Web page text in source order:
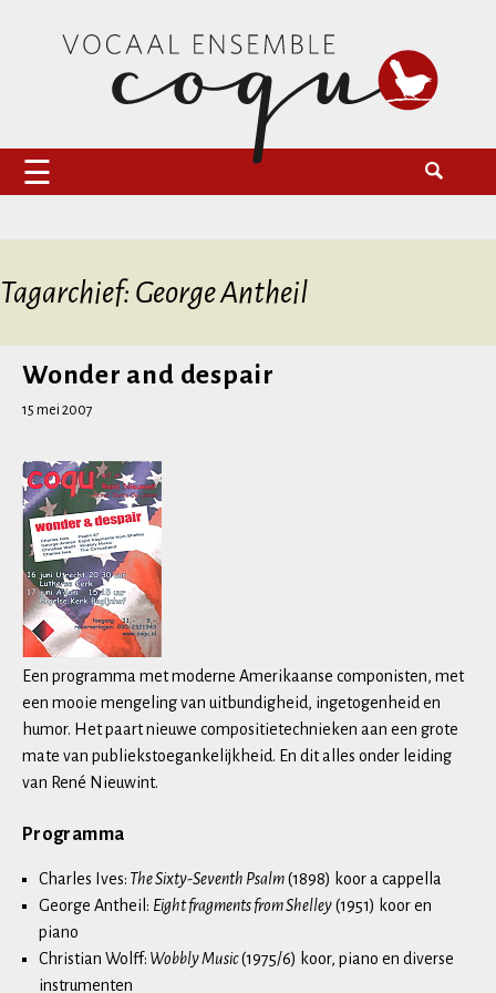
Vocaal Ensemble Coqu
springen
Zoeken
Tagarchief: George Antheil
Wonder and despair
15 mei 2007
Een programma met moderne Amerikaanse componisten, met
een mooie mengeling van uitbundigheid, ingetogenheid en
humor. Het paart nieuwe compositietechnieken aan een grote
mate van publiekstoegankelijkheid. En dit alles onder leiding
van René Nieuwint.
Programma
Charles Ives: The Sixty-Seventh Psalm(1898) koor a cappella
George Antheil: Eight fragments from Shelley(1951) koor en
piano
Christian Wolff: Wobbly Music(1975/6) koor, piano en diverse
instrumenten